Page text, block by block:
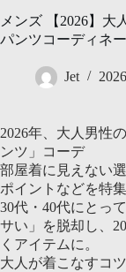
メンズ 【2026】大
パンツコーディネ
Jet
2026年、大人男性
ンツ」コーデ
部屋着に見えない
ポイントなどを特集
30代・40代にとっ
サい」を脱却し、
くアイテムに。
大人が着こなすコ